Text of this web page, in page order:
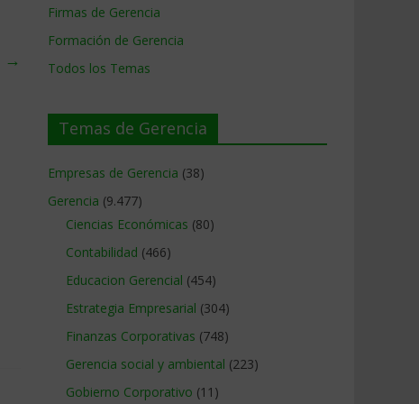
→
Firmas de Gerencia
Formación de Gerencia
Todos los Temas
Temas de Gerencia
Empresas de Gerencia (38)
Gerencia (9.477)
Ciencias Económicas (80)
Contabilidad (466)
Educacion Gerencial (454)
Estrategia Empresarial (304)
Finanzas Corporativas (748)
Gerencia social y ambiental (223)
Gobierno Corporativo (11)